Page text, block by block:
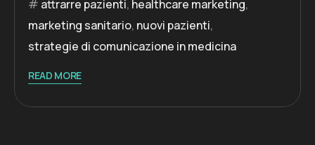
attrarre pazienti, healthcare marketing,
marketing sanitario, nuovi pazienti,
strategie di comunicazione in medicina
READ MORE